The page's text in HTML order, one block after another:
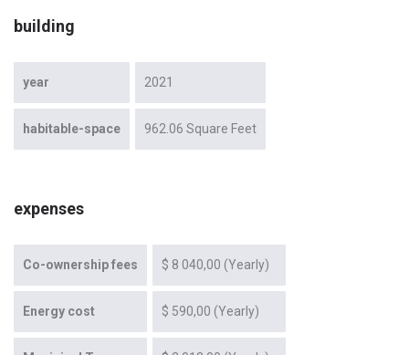
building
year 2021
habitable-space 962.06 Square Feet
expenses
Co-ownership fees $ 8 040,00 (Yearly)
Energy cost $ 590,00 (Yearly)